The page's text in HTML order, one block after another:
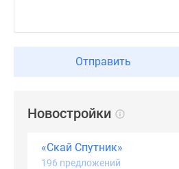
Rutube
Программа
Отправить
Новостройки
«Скай Спутник»
196 предложений